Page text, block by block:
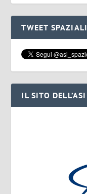
TWEET SPAZIALI
IL SITO DELL’ASI